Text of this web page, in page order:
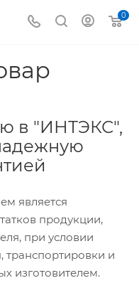
0
в "ИНТЭКС",
является
продукции,
при условии
транспортировки и
изготовителем.